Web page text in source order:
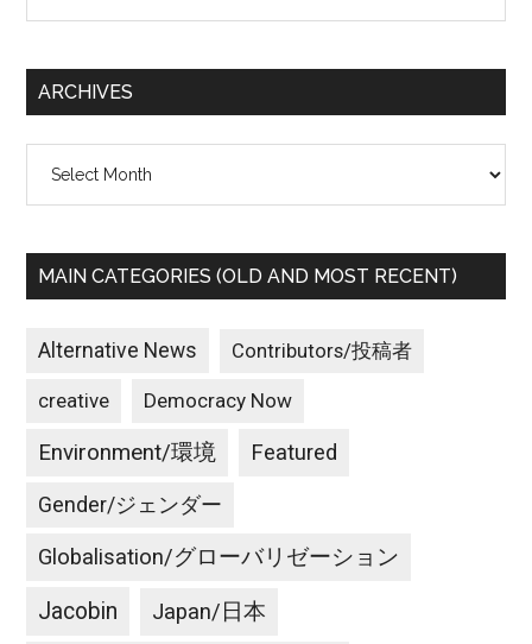
ARCHIVES
MAIN CATEGORIES (OLD AND MOST RECENT)
Alternative News Contributors/投稿者
creative Democracy Now
Environment/環境 Featured
Gender/ジェンダー
Globalisation/グローバリゼーション
Jacobin Japan/日本